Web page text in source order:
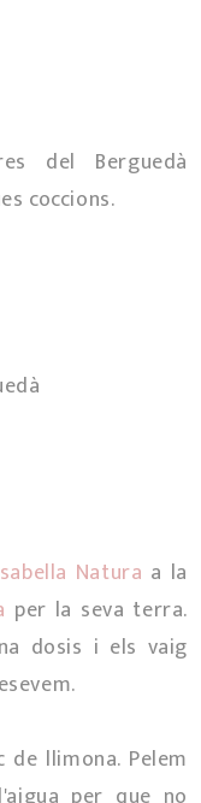
del Berguedà
coccions.
Natura a la
per la seva terra.
dosis i els vaig
llimona. Pelem